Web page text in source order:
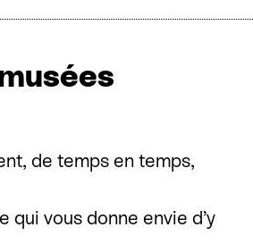
de temps en temps,
qui vous donne envie d’y